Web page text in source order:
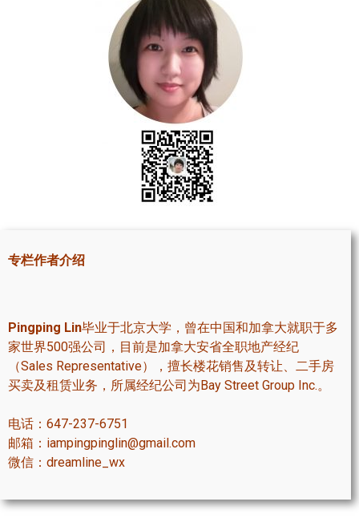
大多伦多地区楼花开发商名录
多伦多市中心楼花项目
北约克楼花项目
密西沙加社区介绍
密西沙加楼花项目
奥克维尔社区介绍
奥克维尔楼花项目
列治文山楼花项目
专栏作者介绍
Pingping Lin毕业于北京大学，曾在中国和加拿大就职于多
家世界500强公司，目前是加拿大安省全职地产经纪
（Sales Representative），擅长楼花销售及转让、二手房
买卖及租赁业务，所属经纪公司为Bay Street Group Inc.。
电话：647-237-6751
邮箱：iampingpinglin@gmail.com
微信：dreamline_wx